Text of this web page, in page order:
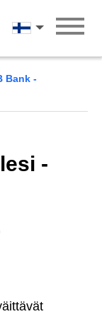
Suomi
Bank -
-